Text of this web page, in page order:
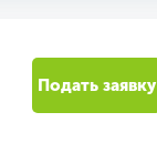
Подать заявку